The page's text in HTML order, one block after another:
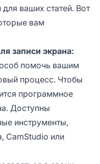
ваших статей. Вот
вам
записи экрана:
помочь вашим
процесс. Чтобы
программное
Доступны
инструменты,
CamStudio или